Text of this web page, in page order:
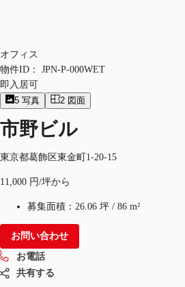
オフィス
物件ID：
JPN-P-000WET
即入居可
5 写真 2 図面
市野ビル
東京都葛飾区東金町1-20-15
11,000 円/坪から
募集面積： 26.06 坪 / 86 m²
お問い合わせ
お電話
共有する